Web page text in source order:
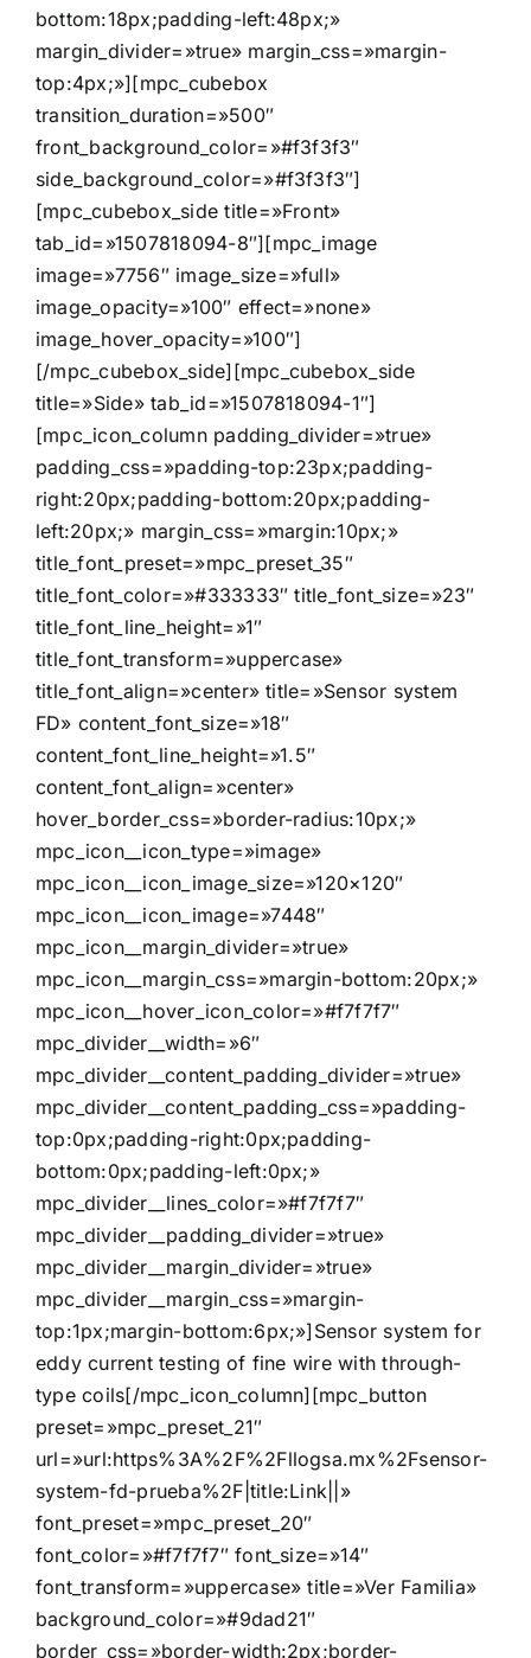
bottom:18px;padding-left:48px;»
margin_divider=»true» margin_css=»margin-
top:4px;»][mpc_cubebox
transition_duration=»500″
front_background_color=»#f3f3f3″
side_background_color=»#f3f3f3″]
[mpc_cubebox_side title=»Front»
tab_id=»1507818094-8″][mpc_image
image=»7756″ image_size=»full»
image_opacity=»100″ effect=»none»
image_hover_opacity=»100″]
[/mpc_cubebox_side][mpc_cubebox_side
title=»Side» tab_id=»1507818094-1″]
[mpc_icon_column padding_divider=»true»
padding_css=»padding-top:23px;padding-
right:20px;padding-bottom:20px;padding-
left:20px;» margin_css=»margin:10px;»
title_font_preset=»mpc_preset_35″
title_font_color=»#333333″ title_font_size=»23″
title_font_line_height=»1″
title_font_transform=»uppercase»
title_font_align=»center» title=»Sensor system
FD» content_font_size=»18″
content_font_line_height=»1.5″
content_font_align=»center»
hover_border_css=»border-radius:10px;»
mpc_icon__icon_type=»image»
mpc_icon__icon_image_size=»120×120″
mpc_icon__icon_image=»7448″
mpc_icon__margin_divider=»true»
mpc_icon__margin_css=»margin-bottom:20px;»
mpc_icon__hover_icon_color=»#f7f7f7″
mpc_divider__width=»6″
mpc_divider__content_padding_divider=»true»
mpc_divider__content_padding_css=»padding-
top:0px;padding-right:0px;padding-
bottom:0px;padding-left:0px;»
mpc_divider__lines_color=»#f7f7f7″
mpc_divider__padding_divider=»true»
mpc_divider__margin_divider=»true»
mpc_divider__margin_css=»margin-
top:1px;margin-bottom:6px;»]Sensor system for
eddy current testing of fine wire with through-
type coils[/mpc_icon_column][mpc_button
preset=»mpc_preset_21″
url=»url:https%3A%2F%2Fllogsa.mx%2Fsensor-
system-fd-prueba%2F|title:Link||»
font_preset=»mpc_preset_20″
font_color=»#f7f7f7″ font_size=»14″
font_transform=»uppercase» title=»Ver Familia»
background_color=»#9dad21″
border_css=»border-width:2px;border-